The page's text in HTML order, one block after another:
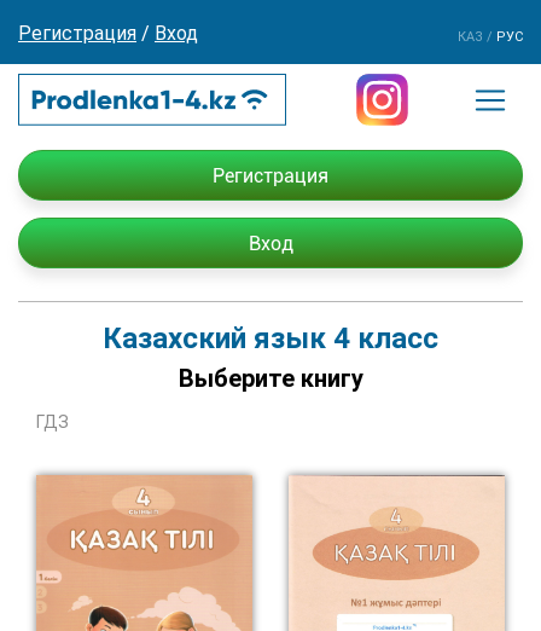
Регистрация / Вход КАЗ / РУС
Регистрация
Вход
Казахский язык 4 класс
Выберите книгу
ГДЗ